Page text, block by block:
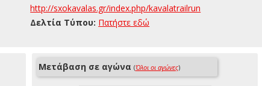
http://sxokavalas.gr/index.php/kavalatrailrun
Δελτία Τύπου: Πατήστε εδώ
Μετάβαση σε αγώνα (Όλοι οι αγώνες)